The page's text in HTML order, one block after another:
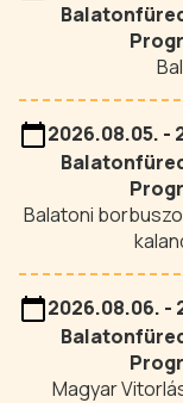
2026.08.05. -
Balatoni
2026.08.06. -
Magyar